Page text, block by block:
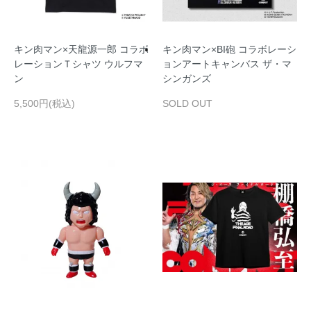
キン肉マン×天龍源一郎 コラボ
レーションＴシャツ ウルフマ
ン
5,500円(税込)
キン肉マン×BI砲 コラボレーシ
ョンアートキャンバス ザ・マ
シンガンズ
SOLD OUT